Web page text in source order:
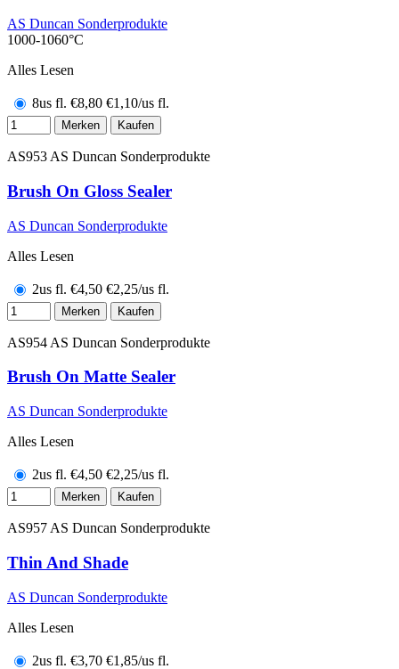
AS Duncan Sonderprodukte
1000-1060°C
Alles Lesen
8us fl. €8,80 €1,10/us fl.
Merken Kaufen
AS953 AS Duncan Sonderprodukte
Brush On Gloss Sealer
AS Duncan Sonderprodukte
Alles Lesen
2us fl. €4,50 €2,25/us fl.
Merken Kaufen
AS954 AS Duncan Sonderprodukte
Brush On Matte Sealer
AS Duncan Sonderprodukte
Alles Lesen
2us fl. €4,50 €2,25/us fl.
Merken Kaufen
AS957 AS Duncan Sonderprodukte
Thin And Shade
AS Duncan Sonderprodukte
Alles Lesen
2us fl. €3,70 €1,85/us fl.